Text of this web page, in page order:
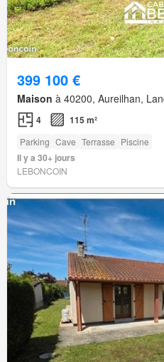
399 100 €
Maison à 40200, Aureilhan,
4 115 m²
Parking Cave Terrasse Piscine
Il y a 30+ jours
LEBONCOIN